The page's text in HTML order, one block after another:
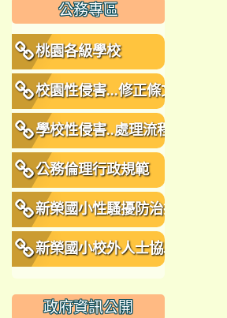
公務專區
桃園各級學校
校園性侵害...修正條文
學校性侵害..處理流程
公務倫理行政規範
新榮國小性騷擾防治措
施、申訴及懲戒規範
新榮國小校外人士協助
政府資訊公開